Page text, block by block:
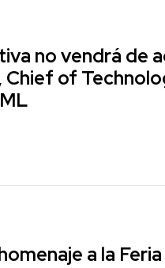
no vendrá de
of
a la